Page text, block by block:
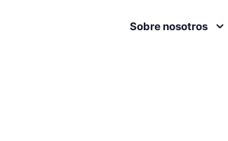
Sobre nosotros